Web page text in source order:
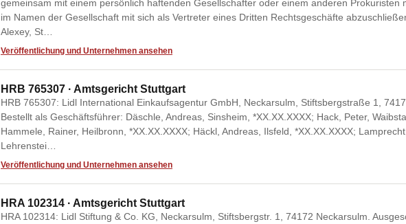
gemeinsam mit einem persönlich haftenden Gesellschafter oder einem anderen Prokuristen
im Namen der Gesellschaft mit sich als Vertreter eines Dritten Rechtsgeschäfte
Alexey, St…
Veröffentlichung und Unternehmen ansehen
HRB 765307 · Amtsgericht Stuttgart
HRB 765307: Lidl International Einkaufsagentur GmbH, Neckarsulm, Stiftsbergstraße 1,
Bestellt als Geschäftsführer: Däschle, Andreas, Sinsheim, *XX.XX.XXXX; Hack, Peter,
Hammele, Rainer, Heilbronn, *XX.XX.XXXX; Häckl, Andreas, Ilsfeld, *XX.XX.XXXX;
Lehrenstei…
Veröffentlichung und Unternehmen ansehen
HRA 102314 · Amtsgericht Stuttgart
HRA 102314: Lidl Stiftung & Co. KG, Neckarsulm, Stiftsbergstr. 1, 74172 Neckarsulm.